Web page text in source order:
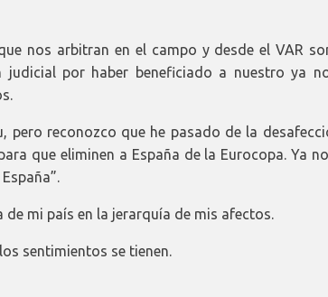
nos arbitran en el campo y desde el VAR
judicial por haber beneficiado a nuestro ya
pero reconozco que he pasado de la
que eliminen a España de la Eurocopa. Ya
mi país en la jerarquía de mis afectos.
sentimientos se tienen.